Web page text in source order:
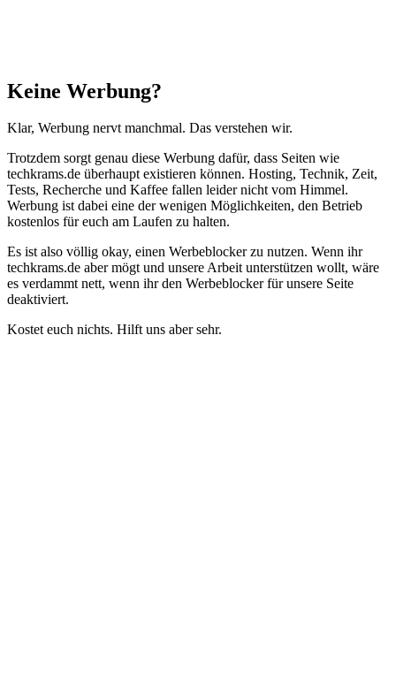
Schließen
Keine Werbung?
Klar, Werbung nervt manchmal. Das verstehen wir.
Trotzdem sorgt genau diese Werbung dafür, dass Seiten wie
techkrams.de überhaupt existieren können. Hosting, Technik, Zeit,
Tests, Recherche und Kaffee fallen leider nicht vom Himmel.
Werbung ist dabei eine der wenigen Möglichkeiten, den Betrieb
kostenlos für euch am Laufen zu halten.
Es ist also völlig okay, einen Werbeblocker zu nutzen. Wenn ihr
techkrams.de aber mögt und unsere Arbeit unterstützen wollt, wäre
es verdammt nett, wenn ihr den Werbeblocker für unsere Seite
deaktiviert.
Kostet euch nichts. Hilft uns aber sehr.